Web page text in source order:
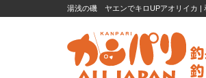
湯浅の磯 ヤエンでキロUPアオリイカ |